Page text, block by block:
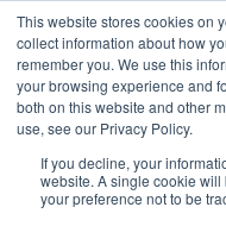
This website stores cookies on
collect information about how
remember you. We use this
your browsing experience and
both on this website and other
use, see our Privacy Policy.
If you decline, your
website. A single cookie
your preference not to be
Vai
contenuto
08/